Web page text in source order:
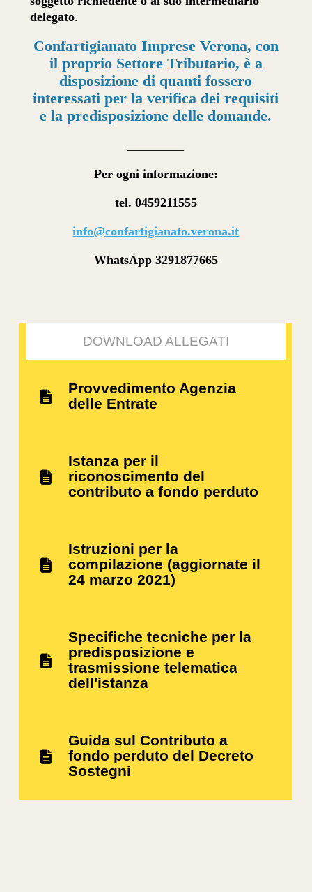
delegato.
Confartigianato Imprese Verona, con
il proprio Settore Tributario, è a
disposizione di quanti fossero
interessati per la verifica dei requisiti
e la predisposizione delle domande.
Per ogni informazione:
tel. 0459211555
info@confartigianato.verona.it
WhatsApp 3291877665
DOWNLOAD ALLEGATI
Provvedimento Agenzia
delle Entrate
Istanza per il
riconoscimento del
contributo a fondo perduto
Istruzioni per la
compilazione (aggiornate il
24 marzo 2021)
Specifiche tecniche per la
predisposizione e
trasmissione telematica
dell'istanza
Guida sul Contributo a
fondo perduto del Decreto
Sostegni